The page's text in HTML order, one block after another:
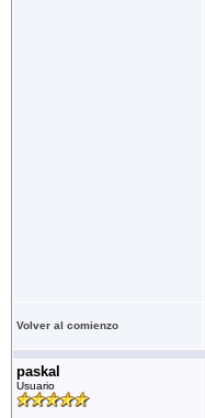
Volver al comienzo
paskal
Usuario